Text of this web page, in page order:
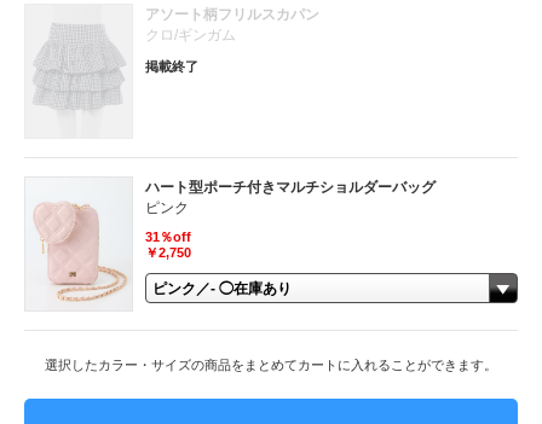
アソート柄フリルスカパン
クロ/ギンガム
掲載終了
ハート型ポーチ付きマルチショルダーバッグ
ピンク
31％off
￥2,750
選択したカラー・サイズの商品をまとめてカートに入れることができます。